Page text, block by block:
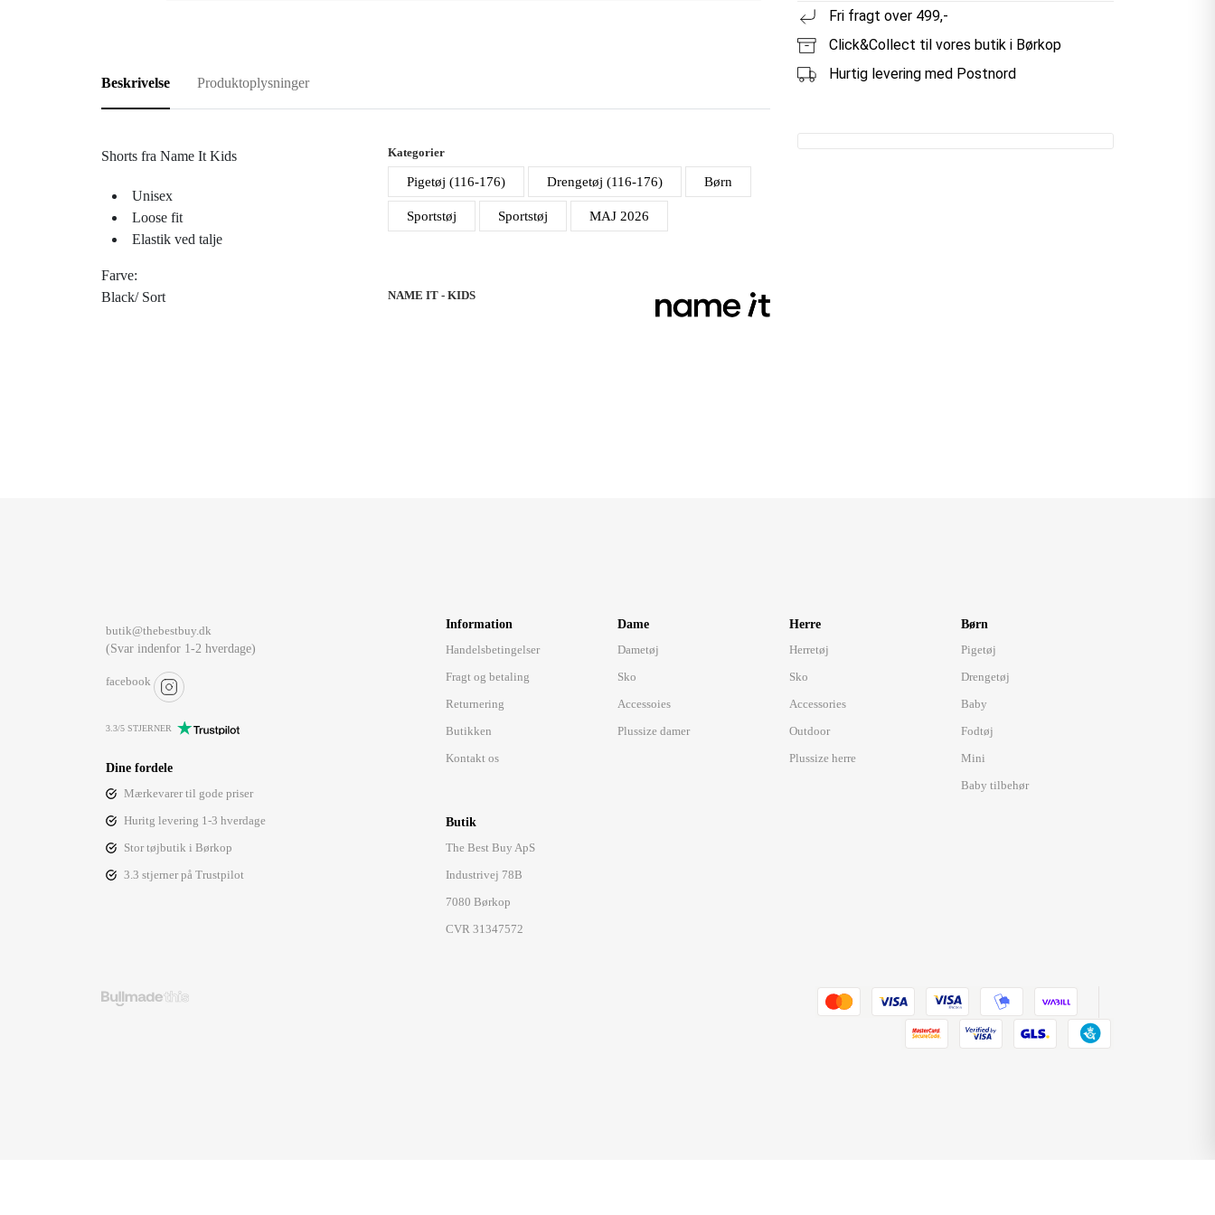
Beskrivelse Produktoplysninger
Shorts fra Name It Kids
Unisex
Loose fit
Elastik ved talje
Farve:
Black/ Sort
Kategorier
Pigetøj (116-176) Drengetøj (116-176) Børn
Sportstøj Sportstøj MAJ 2026
NAME IT - KIDS
Fri fragt over 499,-
Click&Collect til vores butik i Børkop
Hurtig levering med Postnord
butik@thebestbuy.dk
(Svar indenfor 1-2 hverdage)
facebook
3.3/5 STJERNER
Dine fordele
Mærkevarer til gode priser
Huritg levering 1-3 hverdage
Stor tøjbutik i Børkop
3.3 stjerner på Trustpilot
Information
Handelsbetingelser
Fragt og betaling
Returnering
Butikken
Kontakt os
Butik
The Best Buy ApS
Industrivej 78B
7080 Børkop
CVR 31347572
Dame
Dametøj
Sko
Accessoies
Plussize damer
Herre
Herretøj
Sko
Accessories
Outdoor
Plussize herre
Børn
Pigetøj
Drengetøj
Baby
Fodtøj
Mini
Baby tilbehør